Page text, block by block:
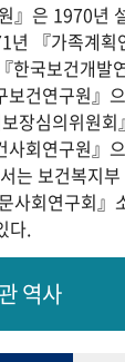
보는 연구 역사
록물 행정
』은 1970년
년 『가족계획
한국보건개발
건연구원』
장심의위원
회연구원』
는 보건복지
사회연구회』
다.
역사